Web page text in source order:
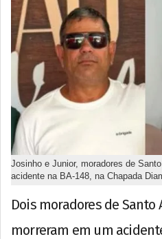
Josinho e Junior, moradores de
acidente na BA-148, na Chapada
Dois moradores de Santo
morreram em um